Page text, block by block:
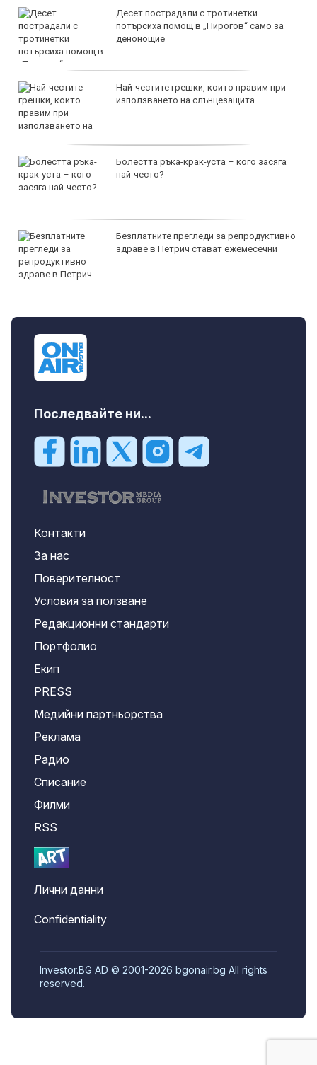
Десет пострадали с тротинетки
потърсиха помощ в „Пирогов“ само за
денонощие
Най-честите грешки, които правим при
използването на слънцезащита
Болестта ръка-крак-уста – кого засяга
най-често?
Безплатните прегледи за репродуктивно
здраве в Петрич стават ежемесечни
Последвайте ни...
Контакти
За нас
Поверителност
Условия за ползване
Редакционни стандарти
Портфолио
Екип
PRESS
Медийни партньорства
Реклама
Радио
Списание
Филми
RSS
Лични данни
Confidentiality
Investor.BG AD © 2001-2026 bgonair.bg All rights
reserved.